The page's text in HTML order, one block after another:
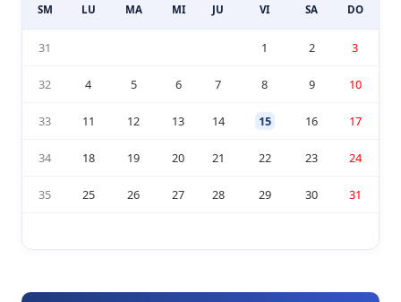
SM LU MA MI JU VI SA DO
31 1 2 3
32 4 5 6 7 8 9 10
33 11 12 13 14 15 16 17
34 18 19 20 21 22 23 24
35 25 26 27 28 29 30 31